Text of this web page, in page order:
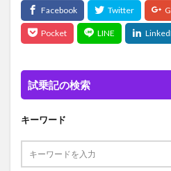
試乗記の検索
キーワード